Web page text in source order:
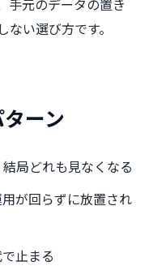
手元のデータの置き
い選び方です。
ーン
局どれも見なくなる
が回らずに放置され
止まる